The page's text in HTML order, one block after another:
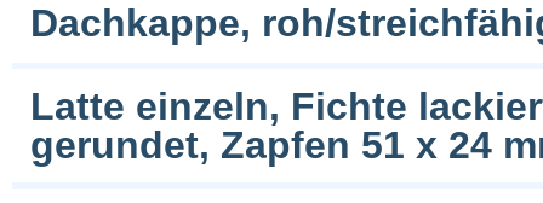
Dachkappe, roh/
Latte einzeln, Fichte
gerundet, Zapfen 51 x 24